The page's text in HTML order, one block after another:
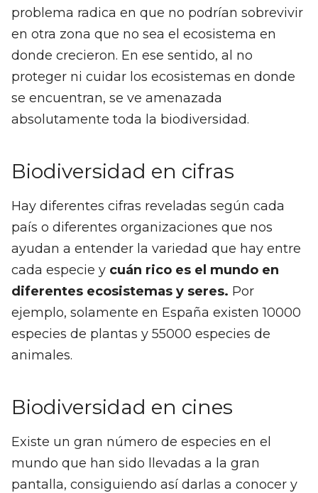
problema radica en que no podrían sobrevivir
en otra zona que no sea el ecosistema en
donde crecieron. En ese sentido, al no
proteger ni cuidar los ecosistemas en donde
se encuentran, se ve amenazada
absolutamente toda la biodiversidad.
Biodiversidad en cifras
Hay diferentes cifras reveladas según cada
país o diferentes organizaciones que nos
ayudan a entender la variedad que hay entre
cada especie y cuán rico es el mundo en
diferentes ecosistemas y seres. Por
ejemplo, solamente en España existen 10000
especies de plantas y 55000 especies de
animales.
Biodiversidad en cines
Existe un gran número de especies en el
mundo que han sido llevadas a la gran
pantalla, consiguiendo así darlas a conocer y